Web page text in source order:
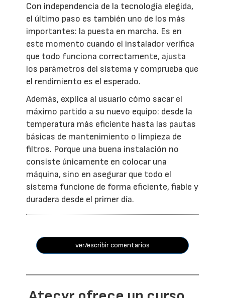
Con independencia de la tecnología elegida,
el último paso es también uno de los más
importantes: la puesta en marcha. Es en
este momento cuando el instalador verifica
que todo funciona correctamente, ajusta
los parámetros del sistema y comprueba que
el rendimiento es el esperado.
Además, explica al usuario cómo sacar el
máximo partido a su nuevo equipo: desde la
temperatura más eficiente hasta las pautas
básicas de mantenimiento o limpieza de
filtros. Porque una buena instalación no
consiste únicamente en colocar una
máquina, sino en asegurar que todo el
sistema funcione de forma eficiente, fiable y
duradera desde el primer día.
ver/escribir comentarios